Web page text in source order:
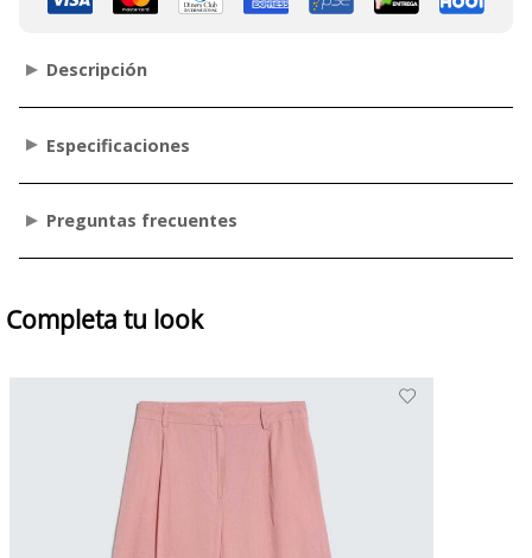
Descripción
Especificaciones
Preguntas frecuentes
Completa tu look